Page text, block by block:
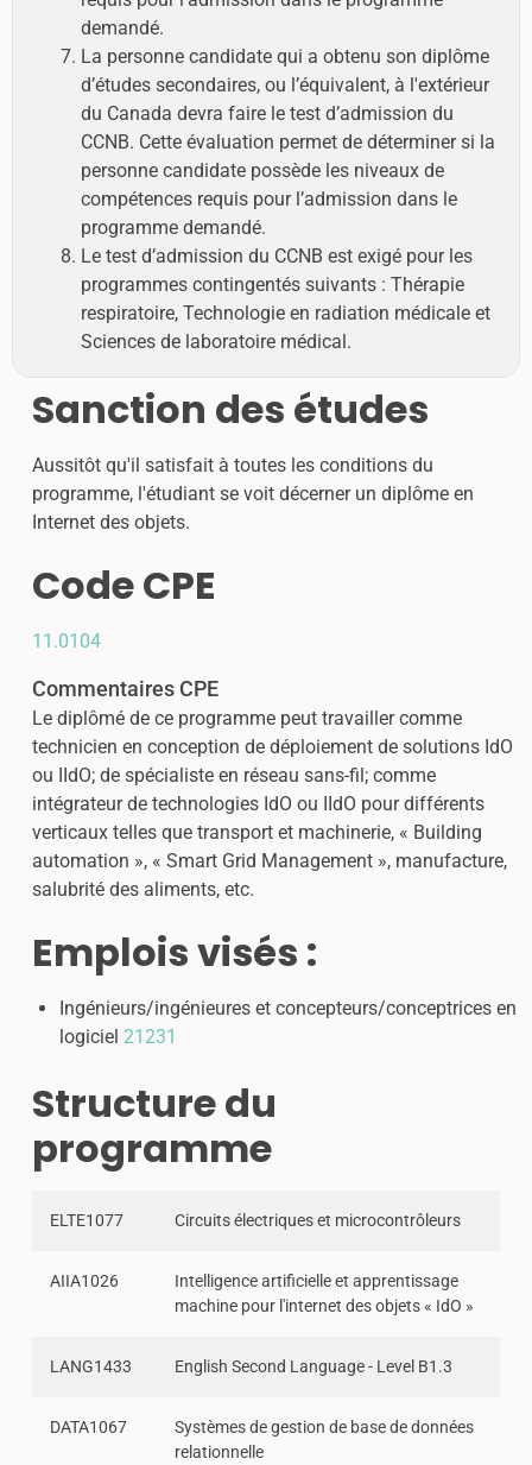
demandé.
La personne candidate qui a obtenu son diplôme
d’études secondaires, ou l’équivalent, à l'extérieur
du Canada devra faire le test d’admission du
CCNB. Cette évaluation permet de déterminer si la
personne candidate possède les niveaux de
compétences requis pour l’admission dans le
programme demandé.
Le test d’admission du CCNB est exigé pour les
programmes contingentés suivants : Thérapie
respiratoire, Technologie en radiation médicale et
Sciences de laboratoire médical.
Sanction des études
Aussitôt qu'il satisfait à toutes les conditions du
programme, l'étudiant se voit décerner un diplôme en
Internet des objets.
Code CPE
11.0104
Commentaires CPE
Le diplômé de ce programme peut travailler comme
technicien en conception de déploiement de solutions IdO
ou IIdO; de spécialiste en réseau sans-fil; comme
intégrateur de technologies IdO ou IIdO pour différents
verticaux telles que transport et machinerie, « Building
automation », « Smart Grid Management », manufacture,
salubrité des aliments, etc.
Emplois visés :
Ingénieurs/ingénieures et concepteurs/conceptrices en
logiciel 21231
Structure du
programme
ELTE1077 Circuits électriques et microcontrôleurs
AIIA1026
Intelligence artificielle et apprentissage
machine pour l'internet des objets « IdO »
LANG1433 English Second Language - Level B1.3
DATA1067
Systèmes de gestion de base de données
relationnelle